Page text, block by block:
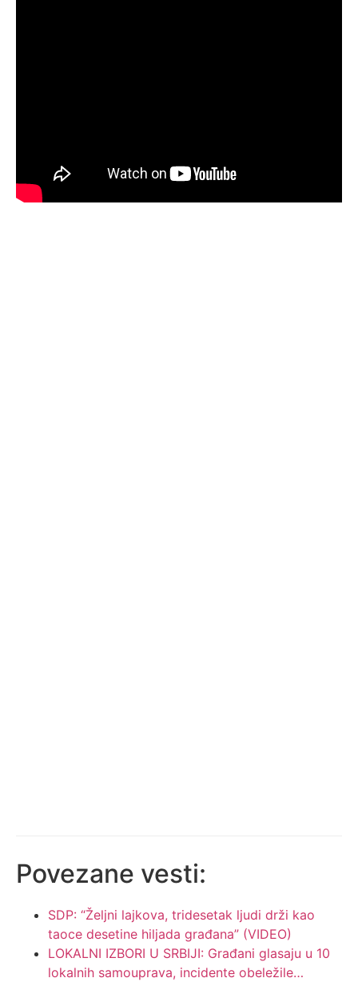
Povezane vesti:
SDP: “Željni lajkova, tridesetak ljudi drži kao
taoce desetine hiljada građana” (VIDEO)
LOKALNI IZBORI U SRBIJI: Građani glasaju u 10
lokalnih samouprava, incidente obeležile…